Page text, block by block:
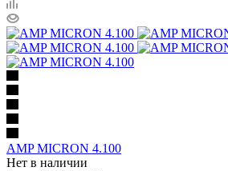
AMP MICRON 4.100
Нет в наличии